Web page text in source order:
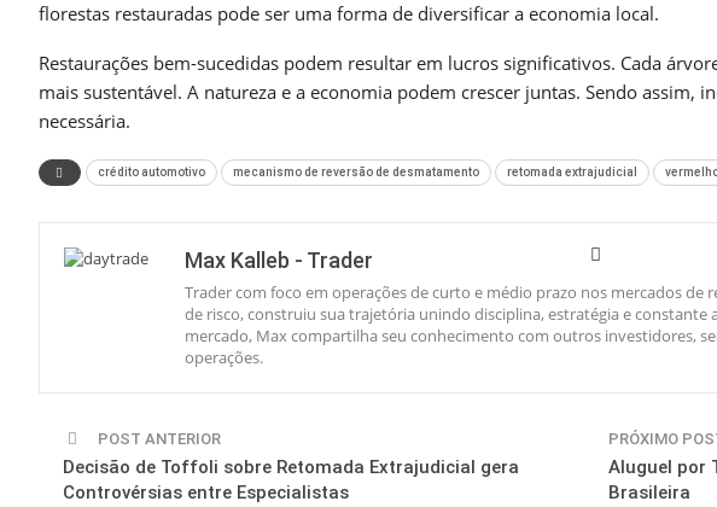
florestas restauradas pode ser uma forma de diversificar a economia local.
Restaurações bem-sucedidas podem resultar em lucros significativos. Cada
mais sustentável. A natureza e a economia podem crescer juntas. Sendo assim,
necessária.
crédito automotivo mecanismo de reversão de desmatamento retomada extrajudicial
Max Kalleb - Trader
Trader com foco em operações de curto e médio prazo nos mercados de
de risco, construiu sua trajetória unindo disciplina, estratégia e
mercado, Max compartilha seu conhecimento com outros investidores,
operações.
POST ANTERIOR
Decisão de Toffoli sobre Retomada Extrajudicial gera
Controvérsias entre Especialistas
PRÓXIMO
Aluguel por
Brasileira